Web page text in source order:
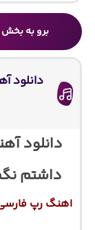
برو به بخش
دانلود
دانلود
داشتم
اهنگ رپ